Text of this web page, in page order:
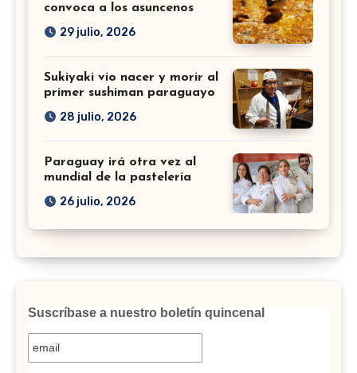
convoca a los asuncenos
29 julio, 2026
Sukiyaki vio nacer y morir al
primer sushiman paraguayo
28 julio, 2026
Paraguay irá otra vez al
mundial de la pastelería
26 julio, 2026
Suscríbase a nuestro boletín quincenal